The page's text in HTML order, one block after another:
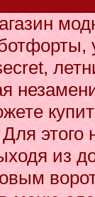
этого
из